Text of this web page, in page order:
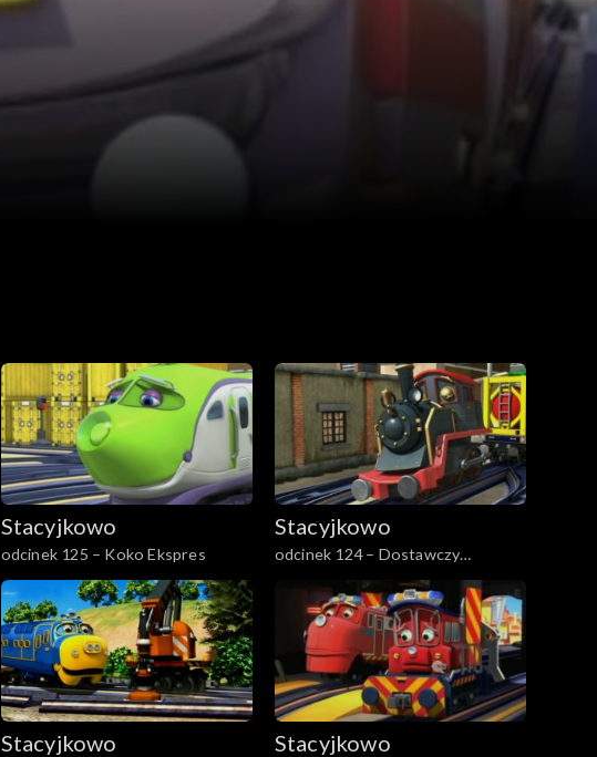
Stacyjkowo
odcinek 125 – Koko Ekspres
Stacyjkowo
odcinek 124 – Dostawczy
Stacyjkowo Stacyjkowo